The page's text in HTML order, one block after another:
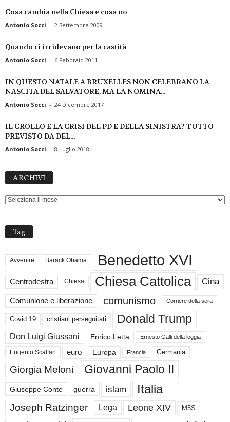
Cosa cambia nella Chiesa e cosa no
Antonio Socci - 2 Settembre 2009
Quando ci irridevano per la castità…
Antonio Socci - 6 Febbraio 2011
IN QUESTO NATALE A BRUXELLES NON CELEBRANO LA
NASCITA DEL SALVATORE, MA LA NOMINA...
Antonio Socci - 24 Dicembre 2017
IL CROLLO E LA CRISI DEL PD E DELLA SINISTRA? TUTTO
PREVISTO DA DEL...
Antonio Socci - 8 Luglio 2018
ARCHIVI
Tag
Avvenire Barack Obama Benedetto XVI
Centrodestra Chiesa Chiesa Cattolica Cina
Comunione e liberazione comunismo Corriere della sera
Covid 19 cristiani perseguitati Donald Trump
Don Luigi Giussani Enrico Letta Ernesto Galli della loggia
Eugenio Scalfari euro Europa Francia Germania
Giorgia Meloni Giovanni Paolo II
Giuseppe Conte guerra islam Italia
Joseph Ratzinger Lega Leone XIV M5S